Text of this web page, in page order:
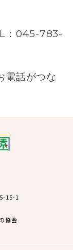
：045-783-
話がつな
15-1
協会